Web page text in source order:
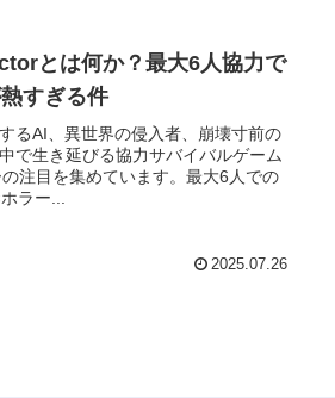
とは何か？最大6人協力で
すぎる件
るAI、異世界の侵入者、崩壊寸前の
生き延びる協力サバイバルゲーム
注目を集めています。最大6人での
ラー...
2025.07.26